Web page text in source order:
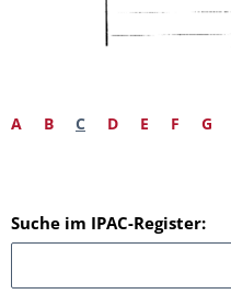
A B C D E F G
Suche im IPAC-Register: